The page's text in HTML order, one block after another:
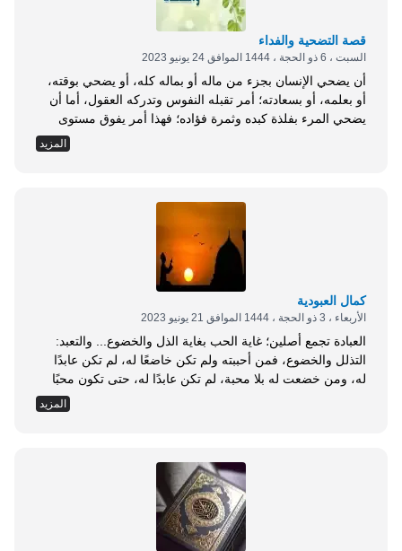
قصة التضحية والفداء
السبت ، 6 ذو الحجة ، 1444 الموافق 24 يونيو 2023
أن يضحي الإنسان بجزء من ماله أو بماله كله، أو يضحي بوقته،
أو بعلمه، أو بسعادته؛ أمر تقبله النفوس وتدركه العقول، أما أن
يضحي المرء بفلذة كبده وثمرة فؤاده؛ فهذا أمر يفوق مستوى
عظيمين، وكلتاهما غاية في الشدة والابتلاء، أولهما محنة النار
المزيد
كمال العبودية
الأربعاء ، 3 ذو الحجة ، 1444 الموافق 21 يونيو 2023
العبادة تجمع أصلين؛ غاية الحب بغاية الذل والخضوع... والتعبد:
التذلل والخضوع، فمن أحببته ولم تكن خاضعًا له، لم تكن عابدًا
له، ومن خضعت له بلا محبة، لم تكن عابدًا له، حتى تكون محبًا
خاضعًا، ومن هاهنا كان المنكرون محبة العباد لربهم منكرين المزيد